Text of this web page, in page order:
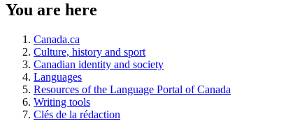
You are here
Canada.ca
Culture, history and sport
Canadian identity and society
Languages
Resources of the Language Portal of Canada
Writing tools
Clés de la rédaction